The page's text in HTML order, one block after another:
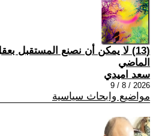
(13) لا يمكن أن نصنع المستقبل
الماضي
سعد اميدي
2026 / 8 / 9
مواضيع وابحاث سياسية